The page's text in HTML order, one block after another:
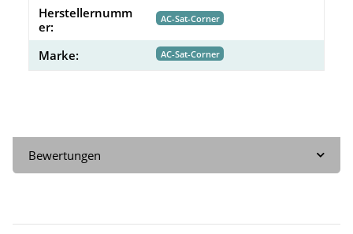
Herstellernumm
er:
AC-Sat-Corner
Marke: AC-Sat-Corner
Bewertungen